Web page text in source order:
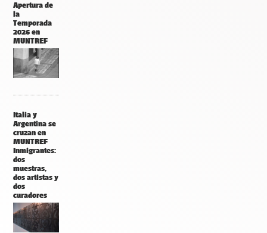
Apertura de
la
Temporada
2026 en
MUNTREF
Italia y
Argentina se
cruzan en
MUNTREF
Inmigrantes:
dos
muestras,
dos artistas y
dos
curadores